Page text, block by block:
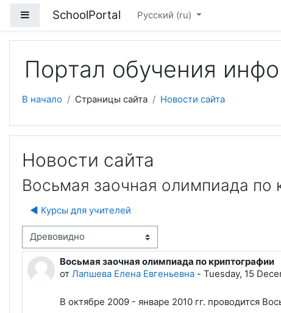
Боковая панель
SchoolPortal Русский ‎(ru)‎
Портал обучения
В начало Страницы сайта Новости сайта
Новости сайта
Восьмая заочная олимпиада по
◀︎ Курсы для учителей
отображения
Восьмая заочная олимпиада по криптографии
от Лапшева Елена Евгеньевна - Tuesday, 15
Количество ответов: 0
В октябре 2009 - январе 2010 гг. проводится